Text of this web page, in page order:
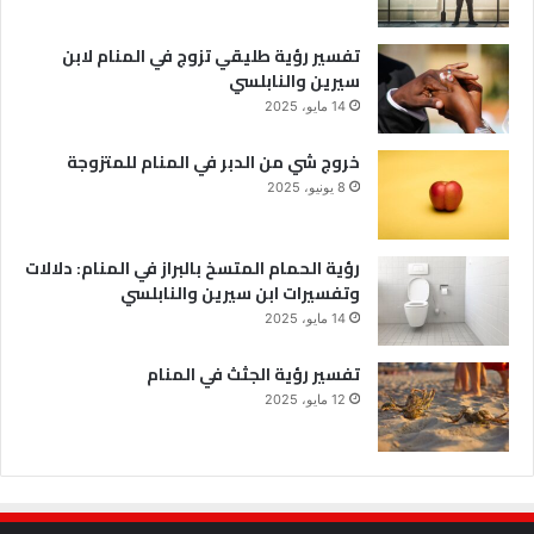
تفسير رؤية طليقي تزوج في المنام لابن
سيرين والنابلسي
14 مايو، 2025
خروج شي من الدبر في المنام للمتزوجة
8 يونيو، 2025
رؤية الحمام المتسخ بالبراز في المنام: دلالات
وتفسيرات ابن سيرين والنابلسي
14 مايو، 2025
تفسير رؤية الجثث في المنام
12 مايو، 2025